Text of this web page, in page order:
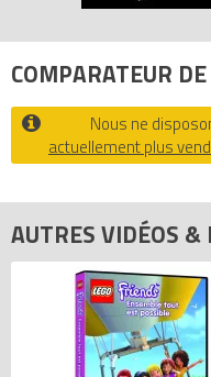
COMPARATEUR
Nous ne
actuellement plus
AUTRES VIDÉOS &